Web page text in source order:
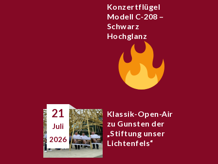
Konzertflügel
Modell C-208 –
Schwarz
Hochglanz
21
Juli
2026
Klassik-Open-Air
zu Gunsten der
„Stiftung unser
Lichtenfels“